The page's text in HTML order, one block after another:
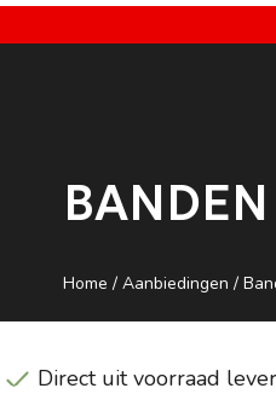
Home / Aanbiedingen /
Direct uit voorraad